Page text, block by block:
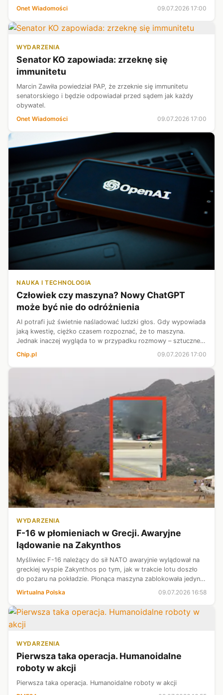
wzrosła o 54 proc.Równocześnie badania pokazują, że Polacy
Onet Wiadomości 09.07.2026 17:00
WYDARZENIA
Senator KO zapowiada: zrzeknę się
immunitetu
Marcin Zawiła powiedział PAP, że zrzeknie się immunitetu
senatorskiego i będzie odpowiadał przed sądem jak każdy
obywatel.
Onet Wiadomości
09.07.2026 17:00
NAUKA I TECHNOLOGIA
Człowiek czy maszyna? Nowy ChatGPT
może być nie do odróżnienia
AI potrafi już świetnie naśladować ludzki głos. Gdy wypowiada
jaką kwestię, ciężko czasem rozpoznać, że to maszyna.
Jednak inaczej wygląda to w przypadku rozmowy – sztuczne
pauzy i czekanie, aż skończymy zdanie, nawet jeśli tylko
zawiesiliśmy głos, b...
Chip.pl 09.07.2026 17:00
WYDARZENIA
F-16 w płomieniach w Grecji. Awaryjne
lądowanie na Zakynthos
Myśliwiec F-16 należący do sił NATO awaryjnie wylądował na
greckiej wyspie Zakynthos po tym, jak w trakcie lotu doszło
do pożaru na pokładzie. Płonąca maszyna zablokowała jedyny
pas startowy turystycznego lotniska, co doprowadziło do
Wirtualna Polska 09.07.2026 16:58
WYDARZENIA
Pierwsza taka operacja. Humanoidalne
roboty w akcji
Pierwsza taka operacja. Humanoidalne roboty w akcji